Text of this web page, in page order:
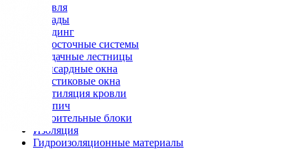
Кровля
Фасады
Сайдинг
Водосточные системы
Чердачные лестницы
Мансардные окна
Пластиковые окна
Вентиляция кровли
Кирпич
Строительные блоки
Изоляция
Гидроизоляционные материалы